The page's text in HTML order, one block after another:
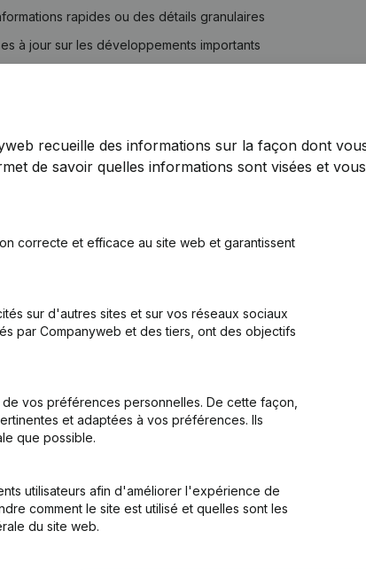
rapides ou des détails granulaires
à jour sur les développements importants
aucune carte de crédit requise.
Asbl Monde Berbere Arabe De Belgique?
Berbere Arabe De Belgique?
Arabe De Belgique a déposé des comptes
recueille des informations sur la façon dont
de savoir quelles informations sont visées et
correcte et efficace au site web et garantissent
sur d'autres sites et sur vos réseaux sociaux
par Companyweb et des tiers, ont des objectifs
vos préférences personnelles. De cette façon,
et adaptées à vos préférences. Ils
que possible.
utilisateurs afin d'améliorer l'expérience de
comment le site est utilisé et quelles sont les
du site web.